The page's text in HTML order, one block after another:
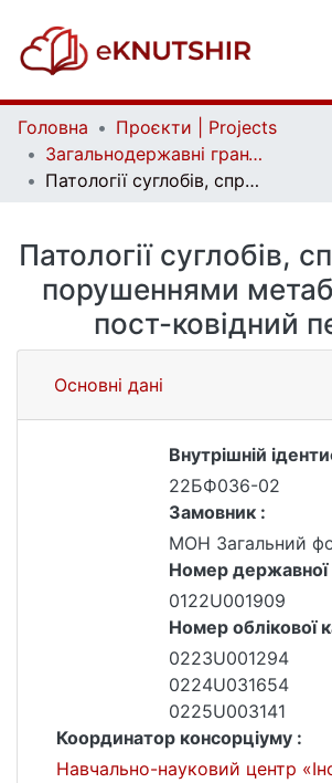
Головна
Проєкти | Projects
Загальнодержавні гранти | National grants
Патології суглобів, спричиненні порушеннями метаболізму в пост-ковідний період
Патології суглобів,
порушеннями
пост-ковідний
Основні дані
Внутрішній
22БФ036-02
Замовник :
МОН Загальний
Номер державної
0122U001909
Номер облікової
0223U001294
0224U031654
0225U003141
Координатор консорціуму :
Навчально-науковий центр